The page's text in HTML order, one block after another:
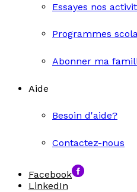
Essayes nos
Programmes
Abonner ma
Aide
Besoin d'aide?
Contactez-nous
Facebook
LinkedIn